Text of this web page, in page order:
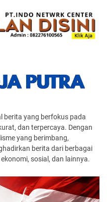
berita yang berfokus pada
dan terpercaya. Dengan
yang berimbang,
berita dari berbagai
sosial, dan lainnya.